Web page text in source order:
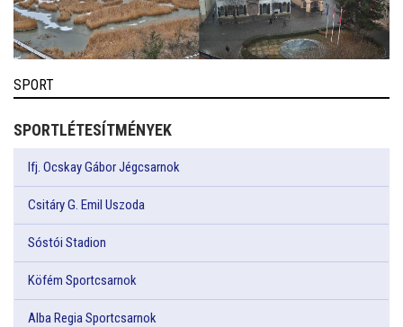
SPORT
SPORTLÉTESÍTMÉNYEK
Ifj. Ocskay Gábor Jégcsarnok
Csitáry G. Emil Uszoda
Sóstói Stadion
Köfém Sportcsarnok
Alba Regia Sportcsarnok